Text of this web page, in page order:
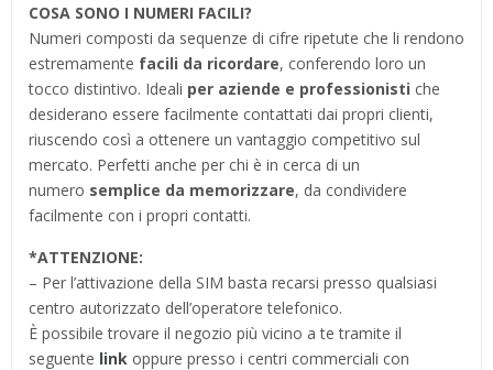
COSA SONO I NUMERI FACILI?
Numeri composti da sequenze di cifre ripetute che li rendono
estremamente facili da ricordare, conferendo loro un
tocco distintivo. Ideali per aziende e professionisti che
desiderano essere facilmente contattati dai propri clienti,
riuscendo così a ottenere un vantaggio competitivo sul
mercato. Perfetti anche per chi è in cerca di un
numero semplice da memorizzare, da condividere
facilmente con i propri contatti.
*ATTENZIONE:
– Per l’attivazione della SIM basta recarsi presso qualsiasi
centro autorizzato dell’operatore telefonico.
È possibile trovare il negozio più vicino a te tramite il
seguente link oppure presso i centri commerciali con